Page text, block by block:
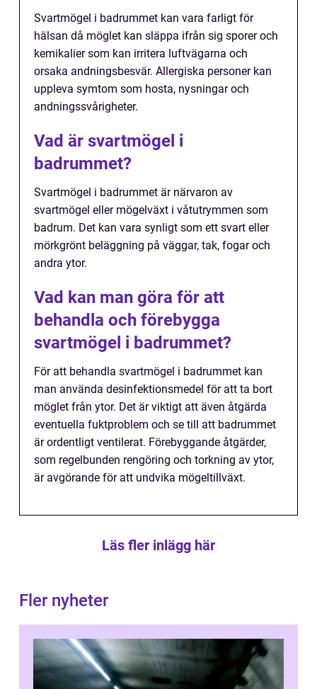
Svartmögel i badrummet kan vara farligt för
hälsan då möglet kan släppa ifrån sig sporer och
kemikalier som kan irritera luftvägarna och
orsaka andningsbesvär. Allergiska personer kan
uppleva symtom som hosta, nysningar och
andningssvårigheter.
Vad är svartmögel i
badrummet?
Svartmögel i badrummet är närvaron av
svartmögel eller mögelväxt i våtutrymmen som
badrum. Det kan vara synligt som ett svart eller
mörkgrönt beläggning på väggar, tak, fogar och
andra ytor.
Vad kan man göra för att
behandla och förebygga
svartmögel i badrummet?
För att behandla svartmögel i badrummet kan
man använda desinfektionsmedel för att ta bort
möglet från ytor. Det är viktigt att även åtgärda
eventuella fuktproblem och se till att badrummet
är ordentligt ventilerat. Förebyggande åtgärder,
som regelbunden rengöring och torkning av ytor,
är avgörande för att undvika mögeltillväxt.
Läs fler inlägg här
Fler nyheter